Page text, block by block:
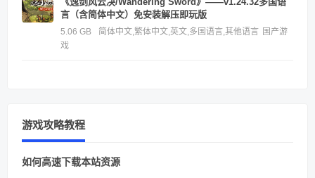
言（含简体中文）免安装解压即玩版
5.06 GB 简体中文,繁体中文,英文,多国语言,其他语言 国产游
戏
游戏攻略教程
如何高速下载本站资源